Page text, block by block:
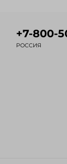
+7-800-
РОССИЯ